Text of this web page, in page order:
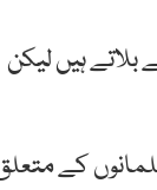
بلاتے ہیں لیکن
کے